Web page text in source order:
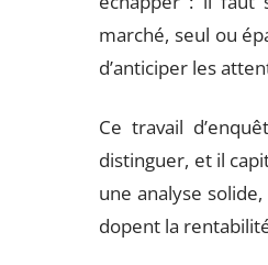
marché, seul ou
d’anticiper les
Ce travail
distinguer, et il
une analyse solide,
dopent la